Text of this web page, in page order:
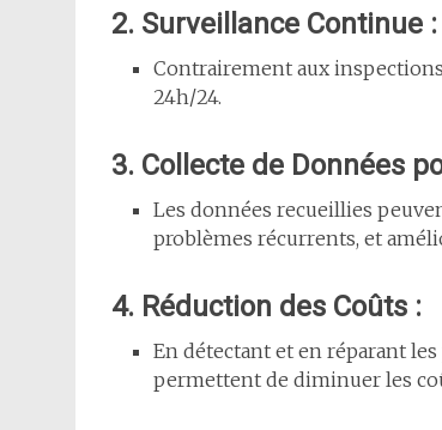
2. Surveillance Continue :
Contrairement aux
24h/24.
3. Collecte de Données
Les données recueillies
problèmes récurrents, et
4. Réduction des Coûts :
En détectant et en réparant
permettent de diminuer les